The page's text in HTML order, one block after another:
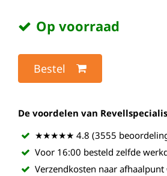
Op voorraad
Bestel
De voordelen van
★★★★★ 4.8 (3555
Voor 16:00 besteld zelfde
Verzendkosten naar afhaalpunt